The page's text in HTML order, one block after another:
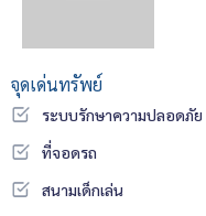
จุดเด่นทรัพย์
ระบบรักษาความปลอดภัย
ที่จอดรถ
สนามเด็กเล่น